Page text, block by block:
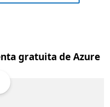
gratuita de Azure